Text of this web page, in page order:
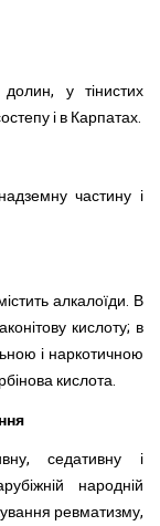
у тінистих
і в Карпатах.
частину і
алкалоїди. В
кислоту; в
і наркотичною
кислота.
седативну і
народній
ревматизму,